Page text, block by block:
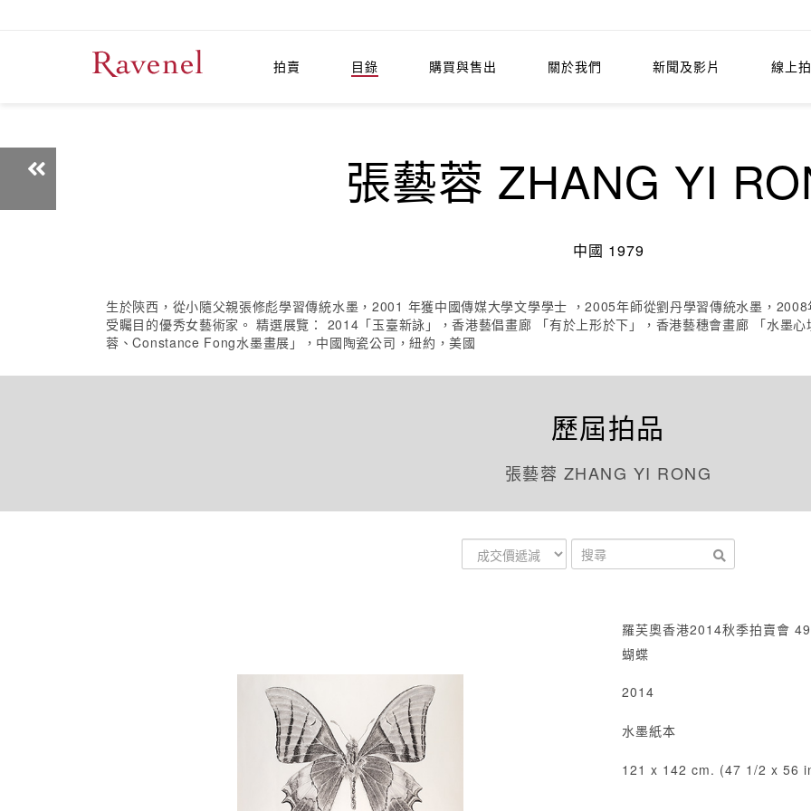
拍賣 目錄 購買與售出 關於我們 新聞及影片 線上
張藝蓉 ZHANG YI
中國 1979
生於陝西，從小隨父親張修彪學習傳統水墨，2001 年獲中國傳媒大學文學學士 ，2005年師從劉丹學習傳統水墨，
受矚目的優秀女藝術家。 精選展覽： 2014「玉臺新詠」，香港藝倡畫廊 「有於上形於下」，香港藝穗會畫廊 「水墨
蓉、Constance Fong水墨畫展」，中國陶瓷公司，紐約，美國
歷屆拍品
張藝蓉 ZHANG YI RONG
羅芙奧香港2014秋季拍賣會 49
蝴蝶
2014
水墨紙本
121 x 142 cm. (47 1/2 x 56